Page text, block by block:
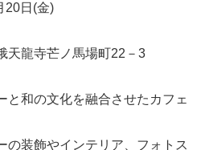
20日(金)
天龍寺芒ノ馬場町22－3
と和の文化を融合させたカフェ
の装飾やインテリア、フォトス